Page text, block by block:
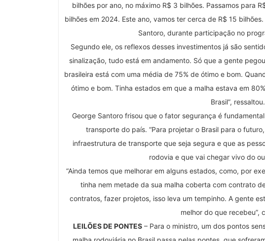
bilhões por ano, no máximo R$ 3 bilhões. Passamos para
bilhões em 2024. Este ano, vamos ter cerca de R$ 15
Santoro, durante participação no
Segundo ele, os reflexos desses investimentos já são
sinalização, tudo está em andamento. Só que a gente
brasileira está com uma média de 75% de ótimo e bom.
ótimo e bom. Tinha estados em que a malha estava em
Brasil”, ressaltou.
George Santoro frisou que o fator segurança é
transporte do país. “Para projetar o Brasil para o
infraestrutura de transporte que seja segura e que as
rodovia e que vai chegar vivo do
“Ainda temos que melhorar em alguns estados, como, por
tinha nem metade da sua malha coberta com contrato
contratos, fazer projetos, isso leva um tempinho. A gente
melhor do que recebeu”,
LEILÕES DE PONTES – Para o ministro, um dos pontos